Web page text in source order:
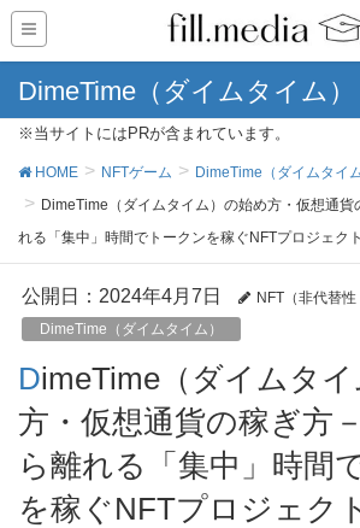
DimeTime（ダイムタイム）
※当サイトにはPRが含まれています。
HOME NFTゲーム
DimeTime（ダイムタイム
DimeTime（ダイムタイム）の始め方・仮想通
れる「集中」時間でトークンを稼ぐNFTプロジェクト
公開日： 2024年4月7日
NFT（非代替
DimeTime（ダイムタイム）
DimeTime（ダイムタイム）の始め
方・仮想通貨の稼ぎ方
ら離れる「集中」時間
を稼ぐNFTプロジェク